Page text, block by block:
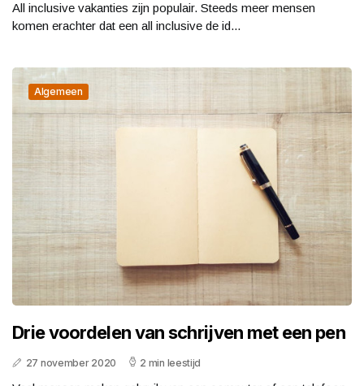
All inclusive vakanties zijn populair. Steeds meer mensen
komen erachter dat een all inclusive de id...
Algemeen
Drie voordelen van schrijven met een pen
27 november 2020 2 min leestijd